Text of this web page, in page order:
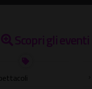
Scopri gli